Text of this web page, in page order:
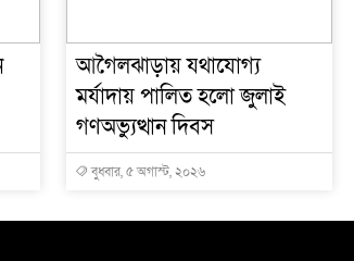
আগৈলঝাড়ায় যথাযোগ্য
মর্যাদায় পালিত হলো জুলাই
গণঅভ্যুত্থান দিবস
বুধবার, ৫ অগাস্ট, ২০২৬